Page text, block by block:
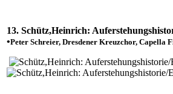
13. Schütz,Heinrich:
•Peter Schreier, Dresdener Kreuzchor, Capella